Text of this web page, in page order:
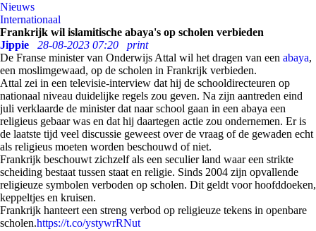
Nieuws
Internationaal
Frankrijk wil islamitische abaya's op scholen verbieden
Jippie
28-08-2023 07:20
print
De Franse minister van Onderwijs Attal wil het dragen van een abaya,
een moslimgewaad, op de scholen in Frankrijk verbieden.
Attal zei in een televisie-interview dat hij de schooldirecteuren op
nationaal niveau duidelijke regels zou geven. Na zijn aantreden eind
juli verklaarde de minister dat naar school gaan in een abaya een
religieus gebaar was en dat hij daartegen actie zou ondernemen. Er is
de laatste tijd veel discussie geweest over de vraag of de gewaden echt
als religieus moeten worden beschouwd of niet.
Frankrijk beschouwt zichzelf als een seculier land waar een strikte
scheiding bestaat tussen staat en religie. Sinds 2004 zijn opvallende
religieuze symbolen verboden op scholen. Dit geldt voor hoofddoeken,
keppeltjes en kruisen.
Frankrijk hanteert een streng verbod op religieuze tekens in openbare
scholen.https://t.co/ystywrRNut